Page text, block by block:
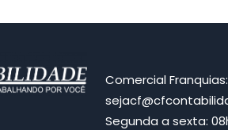
Comercial
Segunda a sexta: